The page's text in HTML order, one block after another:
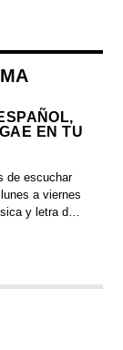
EN TU
de escuchar
a viernes
y letra de
Argentina,
Honduras, El
Ecuatorial,